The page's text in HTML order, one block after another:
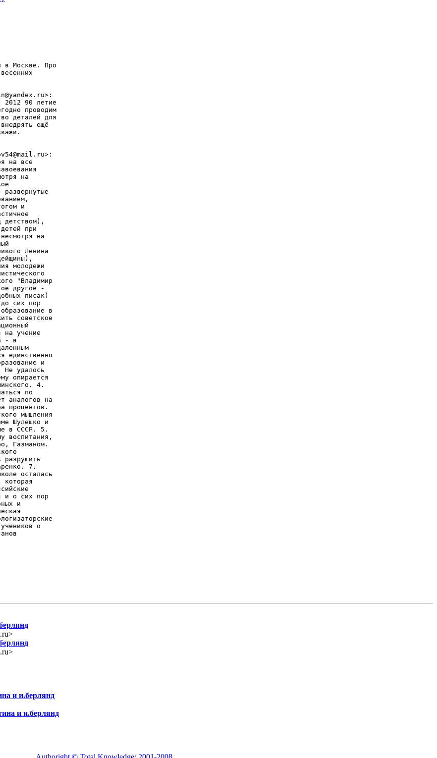
в Москве. Про
2012 90 летие
проводим
деталей для
ещё
на все
на
и
детством),
при
на
Ленина
молодежи
"Владимир
другое -
писак)
сих пор
в
советское
на учение
- в
единственно
и
Не удалось
опирается
4.
по
аналогов на
процентов.
мышления
Шулешко и
в СССР. 5.
воспитания,
Газманом.
7.
осталась
которая
и о сих пор
и
о
и и.берлянд
и и.берлянд